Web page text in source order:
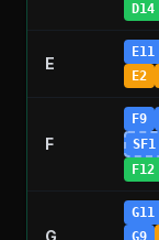
D14
E
E11
E2
F
F9
SF1
F12
G
G11
G9